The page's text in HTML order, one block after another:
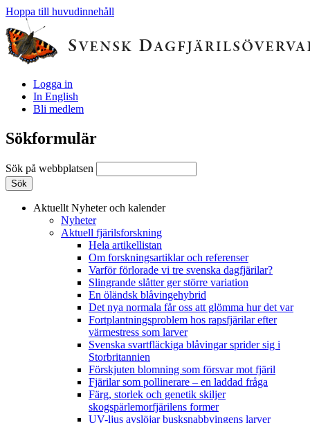
Hoppa till huvudinnehåll
Logga in
In English
Bli medlem
Sökformulär
Sök på webbplatsen
Aktuellt Nyheter och kalender
Nyheter
Aktuell fjärilsforskning
Hela artikellistan
Om forskningsartiklar och referenser
Varför förlorade vi tre svenska dagfjärilar?
Slingrande slåtter ger större variation
En öländsk blåvingehybrid
Det nya normala får oss att glömma hur det var
Fortplantningsproblem hos rapsfjärilar efter
värmestress som larver
Svenska svartfläckiga blåvingar sprider sig i
Storbritannien
Förskjuten blomning som försvar mot fjäril
Fjärilar som pollinerare – en laddad fråga
Färg, storlek och genetik skiljer
skogspärlemorfjärilens former
UV-ljus avslöjar busksnabbvingens larver